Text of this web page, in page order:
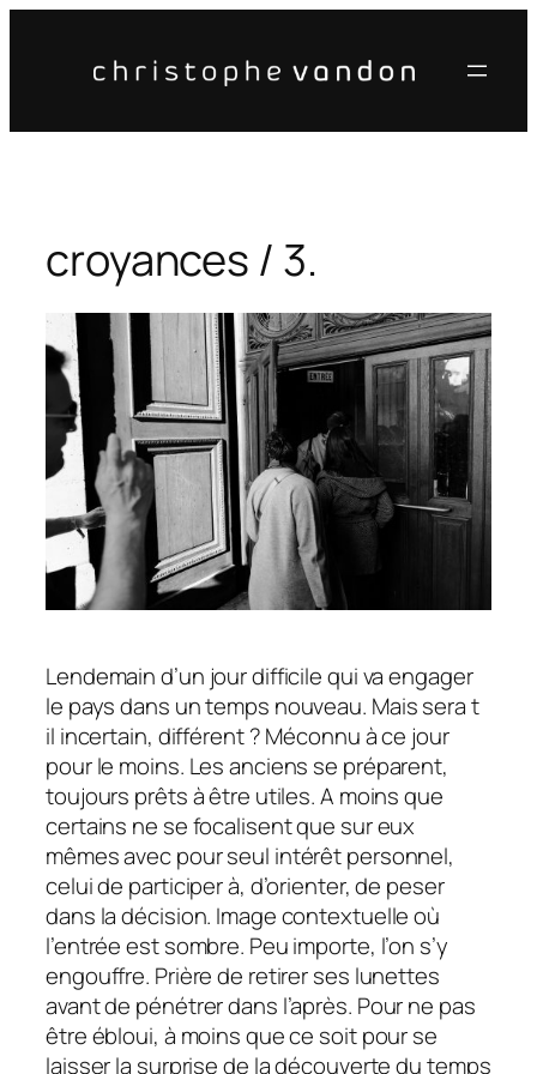
contenu
croyances / 3.
Lendemain d’un jour difficile qui va engager
le pays dans un temps nouveau. Mais sera t
il incertain, différent ? Méconnu à ce jour
pour le moins. Les anciens se préparent,
toujours prêts à être utiles. A moins que
certains ne se focalisent que sur eux
mêmes avec pour seul intérêt personnel,
celui de participer à, d’orienter, de peser
dans la décision. Image contextuelle où
l’entrée est sombre. Peu importe, l’on s’y
engouffre. Prière de retirer ses lunettes
avant de pénétrer dans l’après. Pour ne pas
être ébloui, à moins que ce soit pour se
laisser la surprise de la découverte du temps